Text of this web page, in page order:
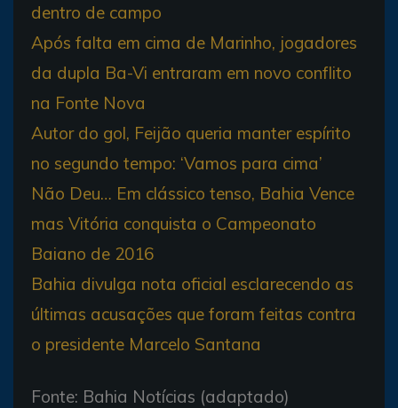
dentro de campo
Após falta em cima de Marinho, jogadores
da dupla Ba-Vi entraram em novo conflito
na Fonte Nova
Autor do gol, Feijão queria manter espírito
no segundo tempo: ‘Vamos para cima’
Não Deu… Em clássico tenso, Bahia Vence
mas Vitória conquista o Campeonato
Baiano de 2016
Bahia divulga nota oficial esclarecendo as
últimas acusações que foram feitas contra
o presidente Marcelo Santana
Fonte: Bahia Notícias (adaptado)